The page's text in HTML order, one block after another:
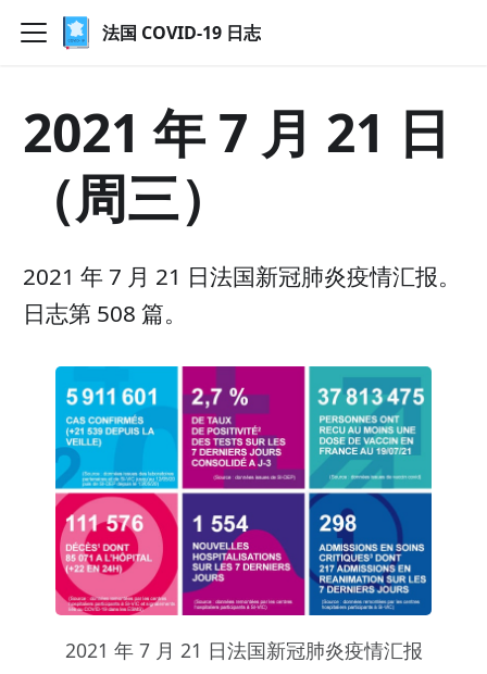
法国 COVID-19 日志
2021 年 7 月 21 日
（周三）
2021 年 7 月 21 日法国新冠肺炎疫情汇报。
日志第 508 篇。
2021 年 7 月 21 日法国新冠肺炎疫情汇报